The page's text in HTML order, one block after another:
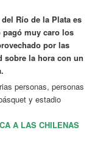
Río de la Plata es
pagó muy caro los
por las
sobre la hora con un
A LAS CHILENAS